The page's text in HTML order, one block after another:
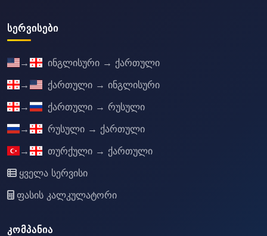
ᲡᲔᲠᲕᲘᲡᲔᲑᲘ
→
ინგლისური → ქართული
→
ქართული → ინგლისური
→
ქართული → რუსული
→
რუსული → ქართული
→
თურქული → ქართული
ყველა სერვისი
ფასის კალკულატორი
ᲙᲝᲛᲞᲐᲜᲘᲐ